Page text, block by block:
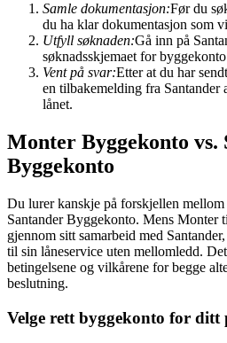
Samle dokumentasjon:Før du
du ha klar dokumentasjon som
Utfyll søknaden:Gå inn på
søknadsskjemaet for
Vent på svar:Etter at du har
en tilbakemelding fra Santander
lånet.
Monter Byggekonto vs.
Byggekonto
Du lurer kanskje på forskjellen
Santander Byggekonto. Mens Monter
gjennom sitt samarbeid med
til sin låneservice uten mellomledd.
betingelsene og vilkårene for begge
beslutning.
Velge rett byggekonto for ditt